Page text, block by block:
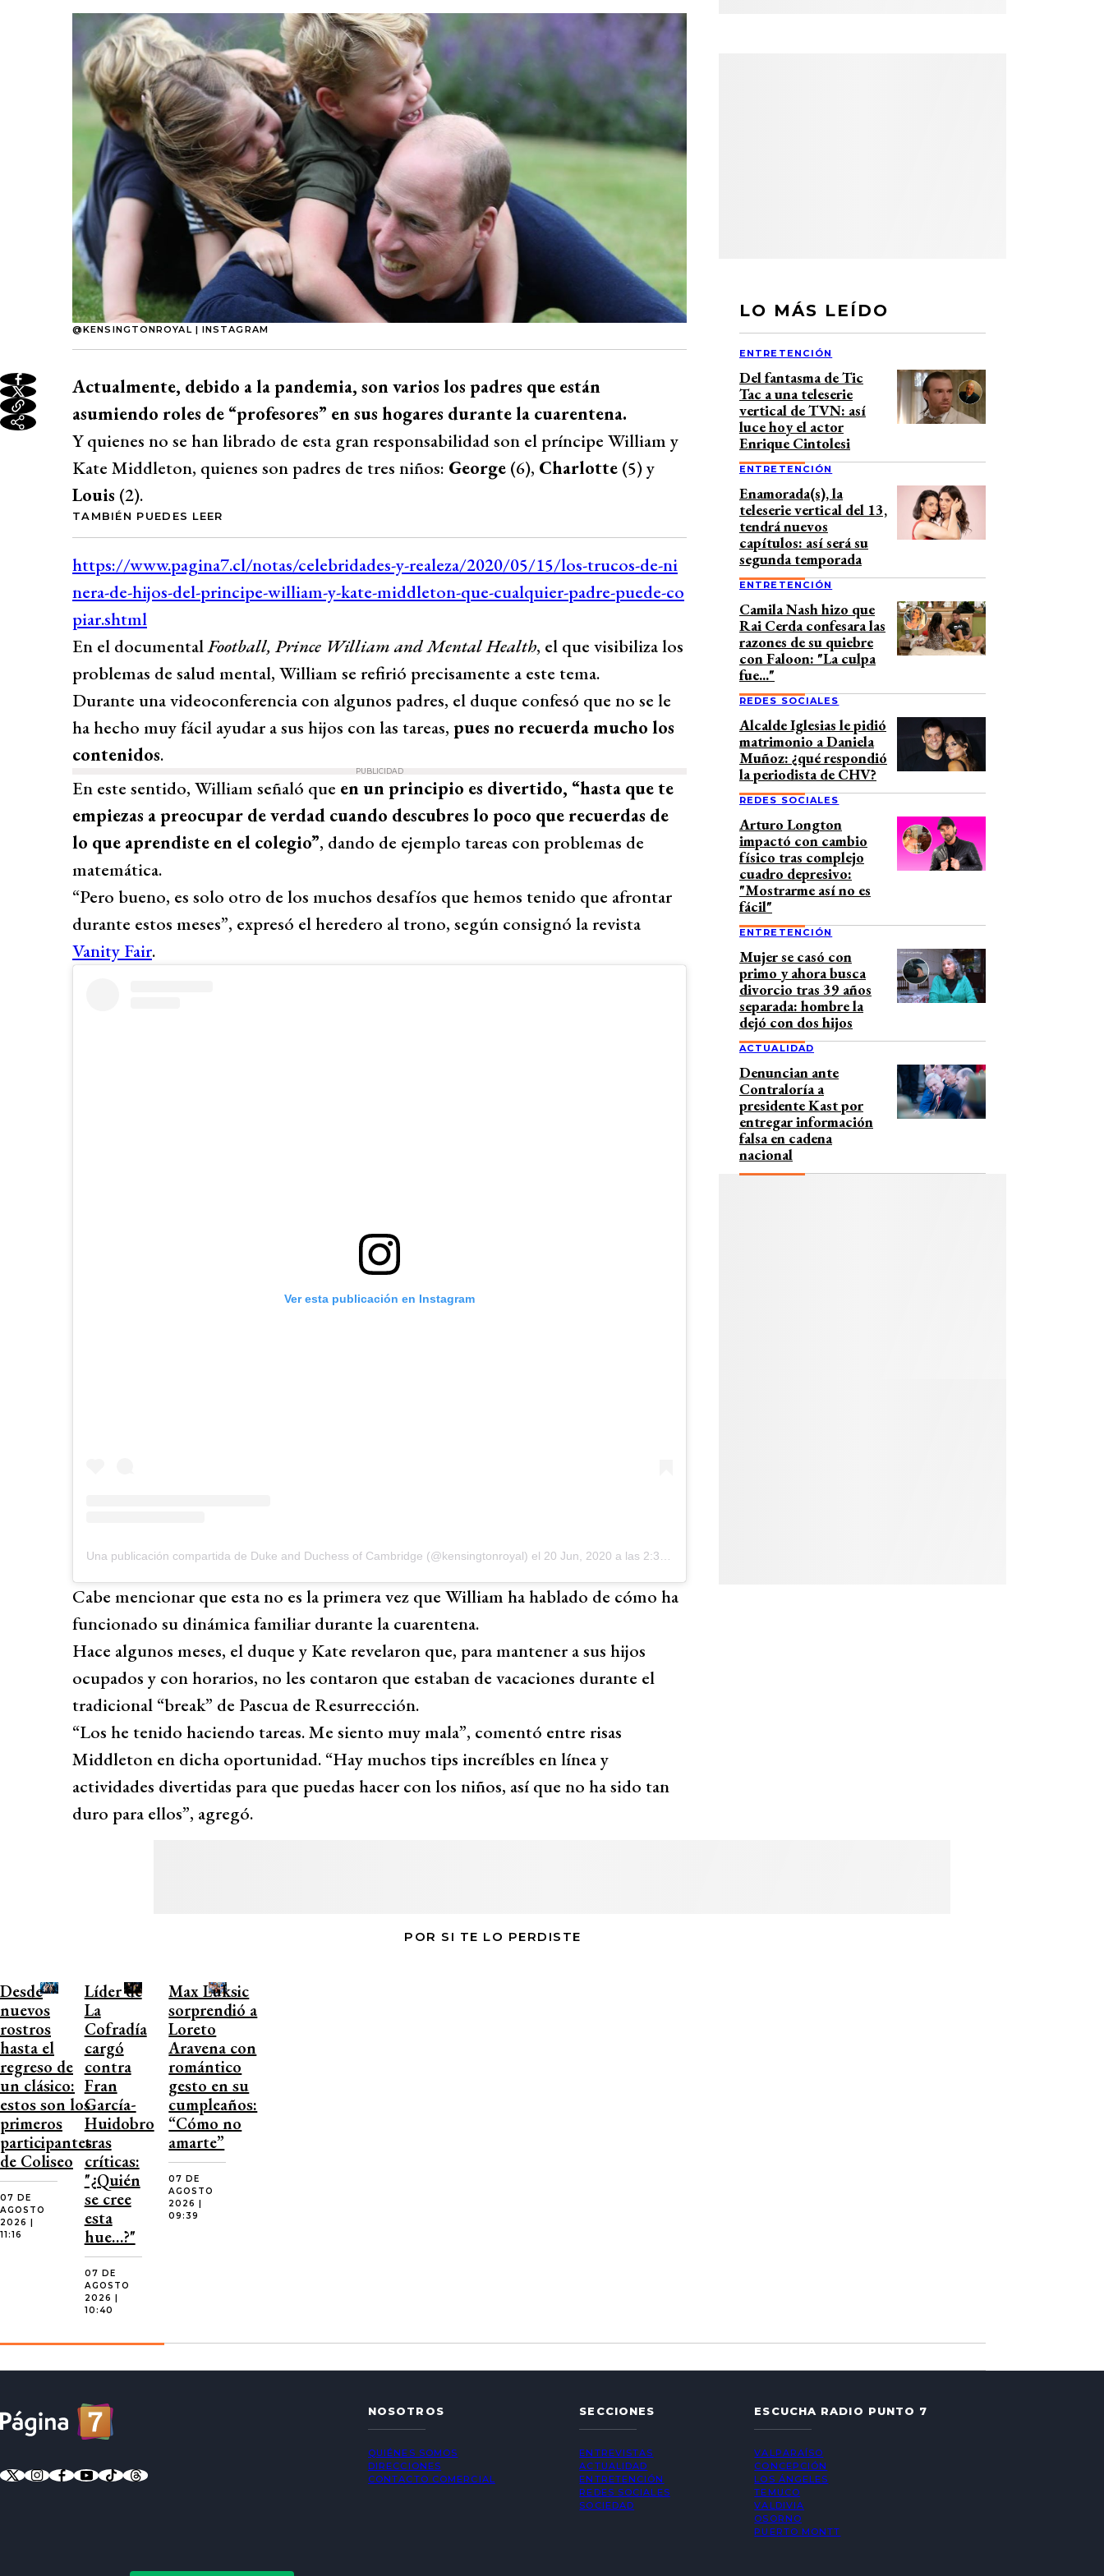
@KENSINGTONROYAL | INSTAGRAM
Actualmente, debido a la pandemia, son varios los padres que están
asumiendo roles de “profesores” en sus hogares durante la cuarentena.
Y quienes no se han librado de esta gran responsabilidad son el príncipe William y
Kate Middleton, quienes son padres de tres niños: George (6), Charlotte (5) y
Louis (2).
TAMBIÉN PUEDES LEER
En el documentalFootball, Prince William and Mental Health, el que visibiliza los
problemas de salud mental, William se refirió precisamente a este tema.
Durante una videoconferencia con algunos padres, el duque confesó que no se le
ha hecho muy fácil ayudar a sus hijos con las tareas, pues no recuerda mucho los
contenidos.
PUBLICIDAD
En este sentido, William señaló que en un principio es divertido, “hasta que te
empiezas a preocupar de verdad cuando descubres lo poco que recuerdas de
lo que aprendiste en el colegio”, dando de ejemplo tareas con problemas de
matemática.
“Pero bueno, es solo otro de los muchos desafíos que hemos tenido que afrontar
durante estos meses”, expresó el heredero al trono, según consignó la revista
Vanity Fair.
Ver esta publicación en Instagram
Una publicación compartida de Duke and Duchess of Cambridge (@kensingtonroyal) el 20 Jun, 2020 a las 2:30 PDT
Cabe mencionar que esta no es la primera vez que William ha hablado de cómo ha
funcionado su dinámica familiar durante la cuarentena.
Hace algunos meses, el duque y Kate revelaron que, para mantener a sus hijos
ocupados y con horarios, no les contaron que estaban de vacaciones durante el
tradicional “break” de Pascua de Resurrección.
“Los he tenido haciendo tareas. Me siento muy mala”, comentó entre risas
Middleton en dicha oportunidad. “Hay muchos tips increíbles en línea y
actividades divertidas para que puedas hacer con los niños, así que no ha sido tan
duro para ellos”, agregó.
LO MÁS LEÍDO
ENTRETENCIÓN
Del fantasma de Tic
Tac a una teleserie
vertical de TVN: así
luce hoy el actor
Enrique Cintolesi
ENTRETENCIÓN
Enamorada(s), la
teleserie vertical del 13,
tendrá nuevos
capítulos: así será su
segunda temporada
ENTRETENCIÓN
Camila Nash hizo que
Rai Cerda confesara las
razones de su quiebre
con Faloon: "La culpa
fue..."
REDES SOCIALES
Alcalde Iglesias le pidió
matrimonio a Daniela
Muñoz: ¿qué respondió
la periodista de CHV?
REDES SOCIALES
Arturo Longton
impactó con cambio
físico tras complejo
cuadro depresivo:
"Mostrarme así no es
fácil"
ENTRETENCIÓN
Mujer se casó con
primo y ahora busca
divorcio tras 39 años
separada: hombre la
dejó con dos hijos
ACTUALIDAD
Denuncian ante
Contraloría a
presidente Kast por
entregar información
falsa en cadena
nacional
POR SI TE LO PERDISTE
Desde
nuevos
rostros
hasta el
regreso de
un clásico:
estos son los
primeros
participantes
de Coliseo
07 DE
AGOSTO
2026 |
11:16
Líder de
La
Cofradía
cargó
contra
Fran
García-
Huidobro
tras
críticas:
"¿Quién
se cree
esta
hue…?"
07 DE
AGOSTO
2026 |
10:40
Max Luksic
sorprendió a
Loreto
Aravena con
romántico
gesto en su
cumpleaños:
“Cómo no
amarte”
07 DE
AGOSTO
2026 |
09:39
NOSOTROS
QUIÉNES SOMOS
DIRECCIONES
CONTACTO COMERCIAL
SECCIONES
ENTREVISTAS
ACTUALIDAD
ENTRETENCIÓN
REDES SOCIALES
SOCIEDAD
ESCUCHA RADIO PUNTO 7
VALPARAÍSO
CONCEPCIÓN
LOS ÁNGELES
TEMUCO
VALDIVIA
OSORNO
PUERTO MONTT